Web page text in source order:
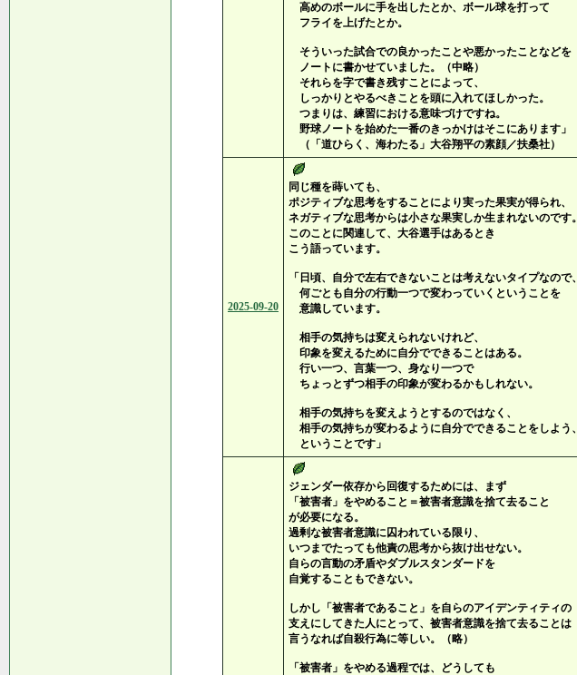
高めのボールに手を出したとか、ボール球を打って
フライを上げたとか。
そういった試合での良かったことや悪かったことなどを
ノートに書かせていました。（中略）
それらを字で書き残すことによって、
しっかりとやるべきことを頭に入れてほしかった。
つまりは、練習における意味づけですね。
野球ノートを始めた一番のきっかけはそこにあります」
（「道ひらく、海わたる」大谷翔平の素顔／扶桑社）
2025-09-20
同じ種を蒔いても、
ポジティブな思考をすることにより実った果実が得られ、
ネガティブな思考からは小さな果実しか生まれないのです。
このことに関連して、大谷選手はあるとき
こう語っています。
「日頃、自分で左右できないことは考えないタイプなので、
何ごとも自分の行動一つで変わっていくということを
意識しています。
相手の気持ちは変えられないけれど、
印象を変えるために自分でできることはある。
行い一つ、言葉一つ、身なり一つで
ちょっとずつ相手の印象が変わるかもしれない。
相手の気持ちを変えようとするのではなく、
相手の気持ちが変わるように自分でできることをしよう、
ということです」
ジェンダー依存から回復するためには、まず
「被害者」をやめること＝被害者意識を捨て去ること
が必要になる。
過剰な被害者意識に囚われている限り、
いつまでたっても他責の思考から抜け出せない。
自らの言動の矛盾やダブルスタンダードを
自覚することもできない。
しかし「被害者であること」を自らのアイデンティティの
支えにしてきた人にとって、被害者意識を捨て去ることは
言うなれば自殺行為に等しい。（略）
「被害者」をやめる過程では、どうしても